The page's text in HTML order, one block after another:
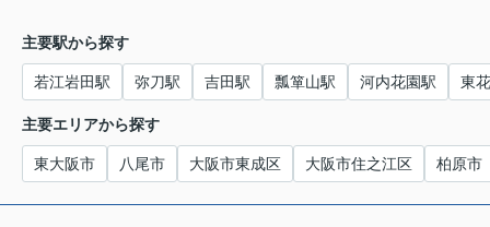
主要駅から探す
若江岩田駅 弥刀駅 吉田駅 瓢箪山駅 河内花園駅 東
主要エリアから探す
東大阪市 八尾市 大阪市東成区 大阪市住之江区 柏原市